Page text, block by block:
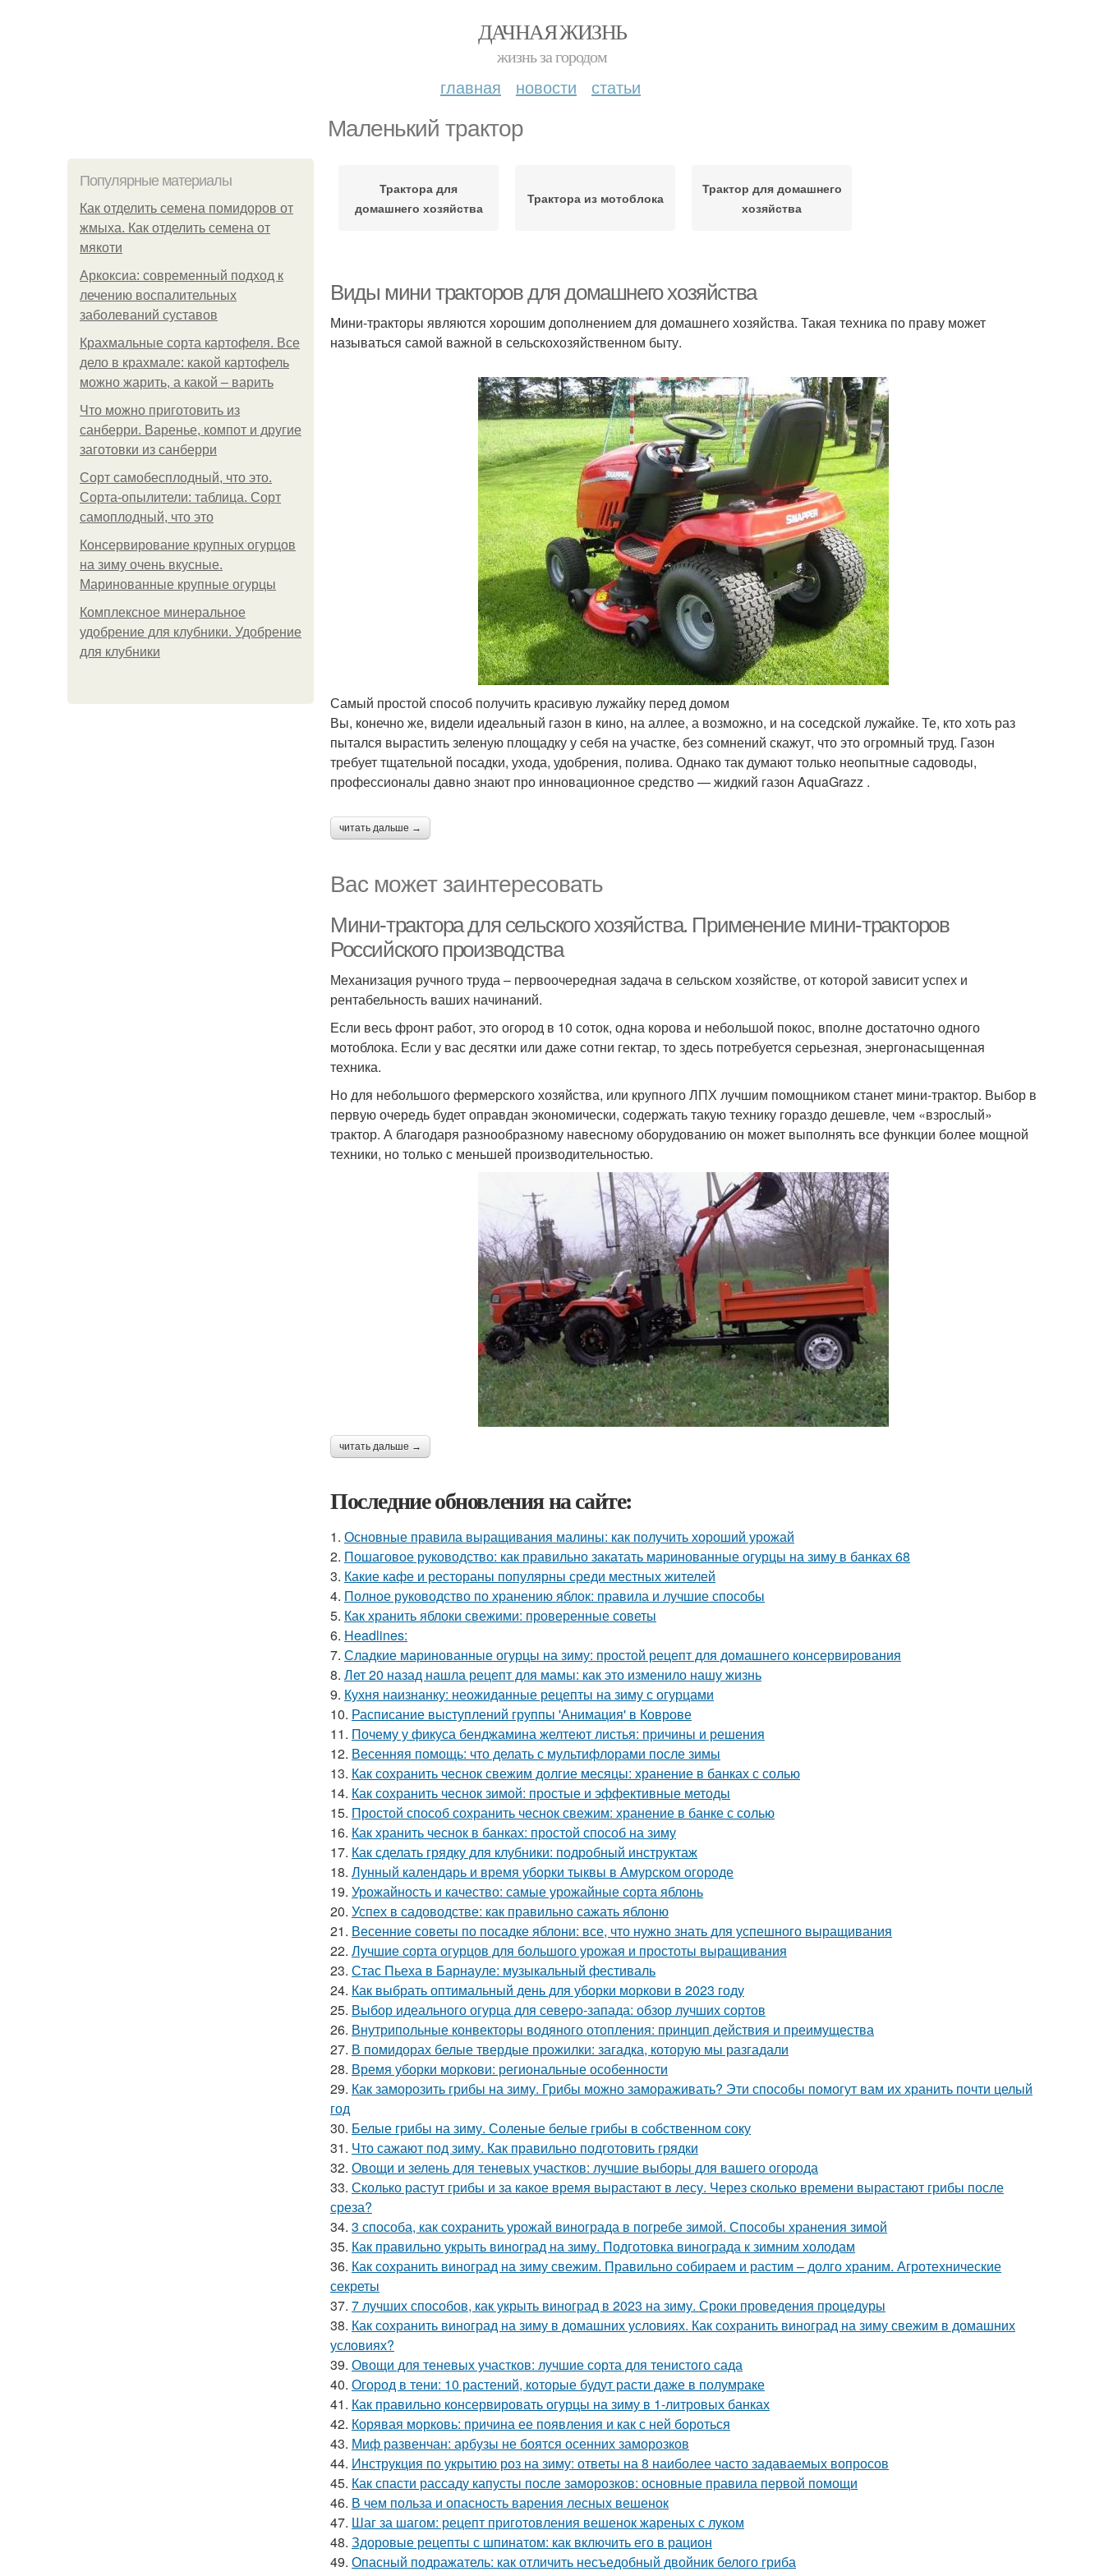
ДАЧНАЯ ЖИЗНЬ
жизнь за городом
главная новости статьи
Маленький трактор
Популярные материалы
Как отделить семена помидоров от
жмыха. Как отделить семена от
мякоти
Аркоксиа: современный подход к
лечению воспалительных
заболеваний суставов
Крахмальные сорта картофеля. Все
дело в крахмале: какой картофель
можно жарить, а какой – варить
Что можно приготовить из
санберри. Варенье, компот и другие
заготовки из санберри
Сорт самобесплодный, что это.
Сорта-опылители: таблица. Сорт
самоплодный, что это
Консервирование крупных огурцов
на зиму очень вкусные.
Маринованные крупные огурцы
Комплексное минеральное
удобрение для клубники. Удобрение
для клубники
Трактора для
домашнего хозяйства
Трактора из мотоблока
Трактор для домашнего
хозяйства
Виды мини тракторов для домашнего хозяйства
Мини-тракторы являются хорошим дополнением для домашнего хозяйства. Такая техника по праву может
называться самой важной в сельскохозяйственном быту.
Самый простой способ получить красивую лужайку перед домом
Вы, конечно же, видели идеальный газон в кино, на аллее, а возможно, и на соседской лужайке. Те, кто хоть раз
пытался вырастить зеленую площадку у себя на участке, без сомнений скажут, что это огромный труд. Газон
требует тщательной посадки, ухода, удобрения, полива. Однако так думают только неопытные садоводы,
профессионалы давно знают про инновационное средство — жидкий газон AquaGrazz .
читать дальше →
Вас может заинтересовать
Мини-трактора для сельского хозяйства. Применение мини-тракторов
Российского производства
Механизация ручного труда – первоочередная задача в сельском хозяйстве, от которой зависит успех и
рентабельность ваших начинаний.
Если весь фронт работ, это огород в 10 соток, одна корова и небольшой покос, вполне достаточно одного
мотоблока. Если у вас десятки или даже сотни гектар, то здесь потребуется серьезная, энергонасыщенная
техника.
Но для небольшого фермерского хозяйства, или крупного ЛПХ лучшим помощником станет мини-трактор. Выбор в
первую очередь будет оправдан экономически, содержать такую технику гораздо дешевле, чем «взрослый»
трактор. А благодаря разнообразному навесному оборудованию он может выполнять все функции более мощной
техники, но только с меньшей производительностью.
читать дальше →
Последние обновления на сайте:
1. Основные правила выращивания малины: как получить хороший урожай
2. Пошаговое руководство: как правильно закатать маринованные огурцы на зиму в банках 68
3. Какие кафе и рестораны популярны среди местных жителей
4. Полное руководство по хранению яблок: правила и лучшие способы
5. Как хранить яблоки свежими: проверенные советы
6. Headlines:
7. Сладкие маринованные огурцы на зиму: простой рецепт для домашнего консервирования
8. Лет 20 назад нашла рецепт для мамы: как это изменило нашу жизнь
9. Кухня наизнанку: неожиданные рецепты на зиму с огурцами
10. Расписание выступлений группы 'Анимация' в Коврове
11. Почему у фикуса бенджамина желтеют листья: причины и решения
12. Весенняя помощь: что делать с мультифлорами после зимы
13. Как сохранить чеснок свежим долгие месяцы: хранение в банках с солью
14. Как сохранить чеснок зимой: простые и эффективные методы
15. Простой способ сохранить чеснок свежим: хранение в банке с солью
16. Как хранить чеснок в банках: простой способ на зиму
17. Как сделать грядку для клубники: подробный инструктаж
18. Лунный календарь и время уборки тыквы в Амурском огороде
19. Урожайность и качество: самые урожайные сорта яблонь
20. Успех в садоводстве: как правильно сажать яблоню
21. Весенние советы по посадке яблони: все, что нужно знать для успешного выращивания
22. Лучшие сорта огурцов для большого урожая и простоты выращивания
23. Стас Пьеха в Барнауле: музыкальный фестиваль
24. Как выбрать оптимальный день для уборки моркови в 2023 году
25. Выбор идеального огурца для северо-запада: обзор лучших сортов
26. Внутрипольные конвекторы водяного отопления: принцип действия и преимущества
27. В помидорах белые твердые прожилки: загадка, которую мы разгадали
28. Время уборки моркови: региональные особенности
29. Как заморозить грибы на зиму. Грибы можно замораживать? Эти способы помогут вам их хранить почти целый
год
30. Белые грибы на зиму. Соленые белые грибы в собственном соку
31. Что сажают под зиму. Как правильно подготовить грядки
32. Овощи и зелень для теневых участков: лучшие выборы для вашего огорода
33. Сколько растут грибы и за какое время вырастают в лесу. Через сколько времени вырастают грибы после
среза?
34. 3 способа, как сохранить урожай винограда в погребе зимой. Способы хранения зимой
35. Как правильно укрыть виноград на зиму. Подготовка винограда к зимним холодам
36. Как сохранить виноград на зиму свежим. Правильно собираем и растим – долго храним. Агротехнические
секреты
37. 7 лучших способов, как укрыть виноград в 2023 на зиму. Сроки проведения процедуры
38. Как сохранить виноград на зиму в домашних условиях. Как сохранить виноград на зиму свежим в домашних
условиях?
39. Овощи для теневых участков: лучшие сорта для тенистого сада
40. Огород в тени: 10 растений, которые будут расти даже в полумраке
41. Как правильно консервировать огурцы на зиму в 1-литровых банках
42. Корявая морковь: причина ее появления и как с ней бороться
43. Миф развенчан: арбузы не боятся осенних заморозков
44. Инструкция по укрытию роз на зиму: ответы на 8 наиболее часто задаваемых вопросов
45. Как спасти рассаду капусты после заморозков: основные правила первой помощи
46. В чем польза и опасность варения лесных вешенок
47. Шаг за шагом: рецепт приготовления вешенок жареных с луком
48. Здоровые рецепты с шпинатом: как включить его в рацион
49. Опасный подражатель: как отличить несъедобный двойник белого гриба